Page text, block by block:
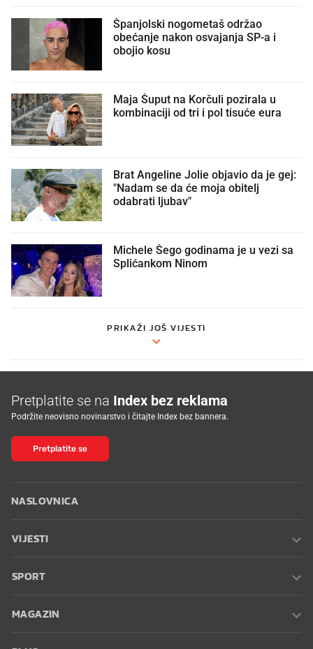
Španjolski nogometaš održao
obećanje nakon osvajanja SP-a i
obojio kosu
Maja Šuput na Korčuli pozirala u
kombinaciji od tri i pol tisuće eura
Brat Angeline Jolie objavio da je gej:
"Nadam se da će moja obitelj
odabrati ljubav"
Michele Šego godinama je u vezi sa
Splićankom Ninom
PRIKAŽI JOŠ VIJESTI
Pretplatite se na Index bez reklama
Podržite neovisno novinarstvo i čitajte Index bez bannera.
Pretplatite se
NASLOVNICA
VIJESTI
SPORT
MAGAZIN